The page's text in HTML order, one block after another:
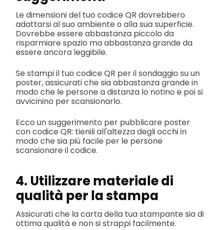
Le dimensioni del tuo codice QR dovrebbero
adattarsi al suo ambiente o alla sua superficie.
Dovrebbe essere abbastanza piccolo da
risparmiare spazio ma abbastanza grande da
essere ancora leggibile.
Se stampi il tuo codice QR per il sondaggio su un
poster, assicurati che sia abbastanza grande in
modo che le persone a distanza lo notino e poi si
avvicinino per scansionarlo.
Ecco un suggerimento per pubblicare poster
con codice QR: tienili all'altezza degli occhi in
modo che sia più facile per le persone
scansionare il codice.
4. Utilizzare materiale di
qualità per la stampa
Assicurati che la carta della tua stampante sia di
ottima qualità e non si strappi facilmente.